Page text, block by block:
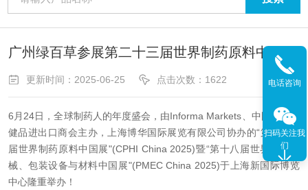
广州绿百草参展第二十三届世界制药原料中国展
更新时间：2025-06-25 点击次数：1622
6月24日，全球制药人的年度盛会，由Informa Markets、中国医药保
健品进出口商会主办，上海博华国际展览有限公司协办的“第二十三
届世界制药原料中国展"(CPHI China 2025)暨“第十八届世界制药机
械、包装设备与材料中国展"(PMEC China 2025)于上海新国际博览
中心隆重举办！
电话咨询
扫码关注我
们